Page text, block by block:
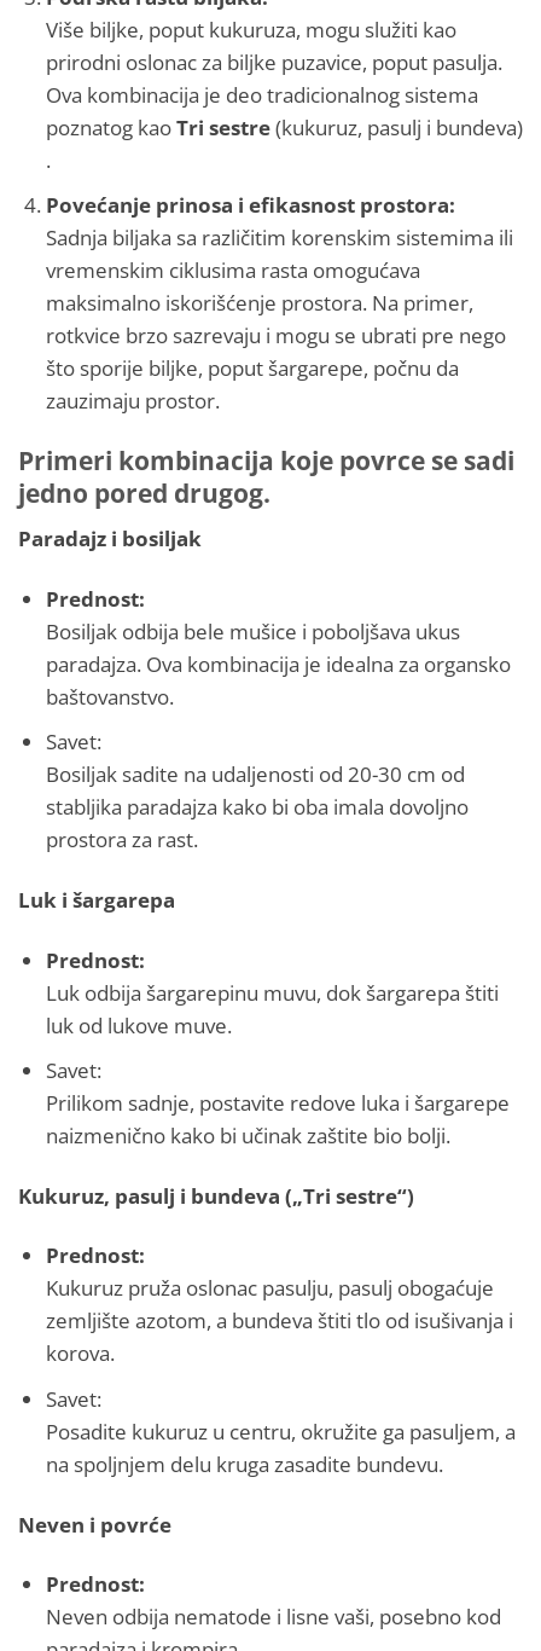
Više biljke, poput kukuruza, mogu služiti kao
prirodni oslonac za biljke puzavice, poput pasulja.
Ova kombinacija je deo tradicionalnog sistema
poznatog kaoTri sestre(kukuruz, pasulj i bundeva)​
.
Povećanje prinosa i efikasnost prostora:
Sadnja biljaka sa različitim korenskim sistemima ili
vremenskim ciklusima rasta omogućava
maksimalno iskorišćenje prostora. Na primer,
rotkvice brzo sazrevaju i mogu se ubrati pre nego
što sporije biljke, poput šargarepe, počnu da
zauzimaju prostor​.
Primeri kombinacija koje povrce se sadi
jedno pored drugog.
Paradajz i bosiljak
Prednost:
Bosiljak odbija bele mušice i poboljšava ukus
paradajza. Ova kombinacija je idealna za organsko
baštovanstvo.
Savet:
Bosiljak sadite na udaljenosti od 20-30 cm od
stabljika paradajza kako bi oba imala dovoljno
prostora za rast.
Luk i šargarepa
Prednost:
Luk odbija šargarepinu muvu, dok šargarepa štiti
luk od lukove muve.
Savet:
Prilikom sadnje, postavite redove luka i šargarepe
naizmenično kako bi učinak zaštite bio bolji​.
Kukuruz, pasulj i bundeva („Tri sestre“)
Prednost:
Kukuruz pruža oslonac pasulju, pasulj obogaćuje
zemljište azotom, a bundeva štiti tlo od isušivanja i
korova.
Savet:
Posadite kukuruz u centru, okružite ga pasuljem, a
na spoljnjem delu kruga zasadite bundevu​.
Neven i povrće
Prednost:
Neven odbija nematode i lisne vaši, posebno kod